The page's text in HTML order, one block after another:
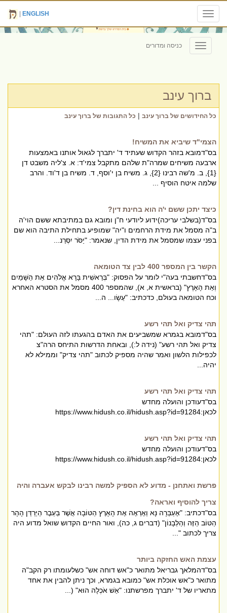
Toggle
navigation
ENGLISH
Toggle
navigation
כניסה ומדורים
ברוך עינב
כל החידושים של ברוך עינב | כל התגובות של ברוך עינב
הצמי"ד שיביא את המשיח!
בס"דמובא בזהר הקדוש שעתיד ד' יתברך לגאול אותנו באמצעות
ארבעה משיחים שמרה"ת שלהם מתקבל צמי'ד: א. צ'ליה משבט דן
{1}, ב. מ'שה רבינו {2}, ג. משיח בן י'וסף, ד. משיח בן ד'וד. והרב
שלמה איטח הוסיף ...
כיצד יתכן ששם י'ה הוא בחינת דין?
בס"ד(בשלבי עריכה)ידוע ליודעי ח"ן ומובא גם במתיבתא ששם הוי'ה
ב"ה מסמל את מידת הרחמים ו"יה" שמופיע בתחילת התיבה הוא שם
בפני עצמו שמסמל את מידת הדין, שנאמר: "יַסֹּר יִסְּרַנ...
הקשר בין המספר 400 לבין צד הטומאה
בס"דחשבתי בעה"י לומר על הפסוק: "בְּרֵאשִׁית בָּרָא אֱלֹהִים אֵת הַשָּׁמַיִם
וְאֵת הָאָרֶץ" (בראשית א, א), שהמספר 400 מסמל את הסטרא האחרא
וכח הטומאה בעולם, כדכתיב: "עֵשָׂו... ה...
תהי צדיק ואל תהי רשע
בס"דמובא בגמרא שמשביעים את האדם בהגעתו לזה העולם: "תהי
צדיק ואל תהי רשע" (נידה ל:), ובאחת הדרשות התיחס הרה"צ
לכפילות הלשון ואמר שהיה מספיק לכתוב "תהי צדיק" וממילא לא
יהיה...
תהי צדיק ואל תהי רשע
בס"דעודכן והועלה מחדש
לכאן:https://www.hidush.co.il/hidush.asp?id=91284
תהי צדיק ואל תהי רשע
בס"דעודכן והועלה מחדש
לכאן:https://www.hidush.co.il/hidush.asp?id=91284
פרשת ואתחנן - מדוע לא הספיק למשה רבינו לבקש אעברה והיה
צריך להוסיף ואראה?
בס"דכתיב: "אֶעְבְּרָה נָּא וְאֶרְאֶה אֶת הָאָרֶץ הַטּוֹבָה אֲשֶׁר בְּעֵבֶר הַיַּרְדֵּן הָהָר
הַטּוֹב הַזֶּה וְהַלְּבָנוֹן" (דברים ג, כה), ואור החיים הקדוש שואל מדוע היה
צריך לכתוב "...
עצמת האש החזקה ביותר
בס"דהמלאך גבריאל מתואר כ"אש דוחה אש" כשלעומתו רק הקב"ה
מתואר כ"אש אוכלת אש" כמובא בגמרא, וכך ניתן להבין את אחד
מתאריו של ד' יתברך מפרשתנו: "אֵשׁ אֹכְלָה הוּא" (...